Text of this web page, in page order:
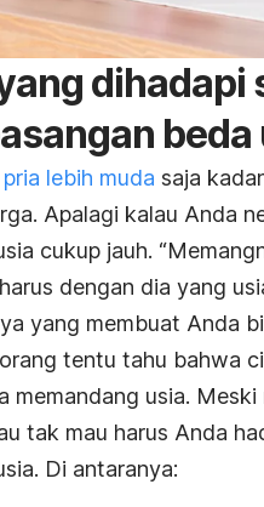
dihadapi
beda
lebih muda saja
Apalagi kalau Anda
cukup jauh.
dengan dia yang
yang membuat Anda
tentu tahu bahwa
memandang usia.
tak mau harus Anda
Di antaranya: